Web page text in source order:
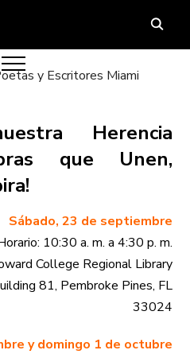
Herencia
que Unen,
Sábado, 23 de septiembre
10:30 a. m. a 4:30 p. m.
College Regional Library
81, Pembroke Pines, FL
33024
y domingo 1 de octubre